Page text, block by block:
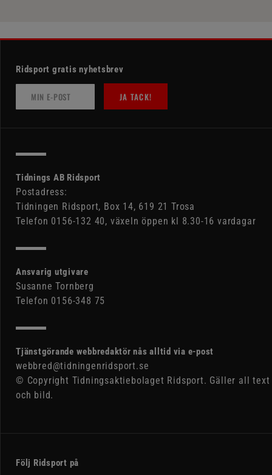
Ridsport gratis nyhetsbrev
JA TACK!
Tidnings AB Ridsport
Postadress:
Tidningen Ridsport, Box 14, 619 21 Trosa
Telefon 0156-132 40, växeln öppen kl 8.30-16 vardagar
Ansvarig utgivare
Susanne Tornberg
Telefon 0156-348 75
Tjänstgörande webbredaktör nås alltid via e-post
webbred@tidningenridsport.se
© Copyright Tidningsaktiebolaget Ridsport. Gäller all text
och bild.
Följ Ridsport på